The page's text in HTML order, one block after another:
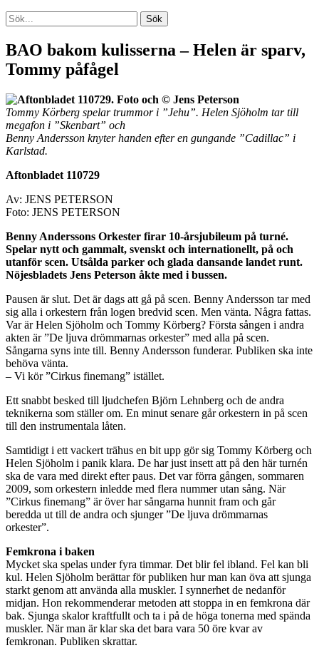
Search
Sök
efter:
[label]
BAO bakom kulisserna – Helen är sparv,
Tommy påfågel
Tommy Körberg spelar trummor i ”Jehu”. Helen Sjöholm tar till
megafon i ”Skenbart” och
Benny Andersson knyter handen efter en gungande ”Cadillac” i
Karlstad.
Aftonbladet 110729
Av: JENS PETERSON
Foto: JENS PETERSON
Benny Anderssons Orkester firar 10-årsjubileum på turné.
Spelar nytt och gammalt, svenskt och internationellt, på och
utanför scen. Utsålda parker och glada dansande landet runt.
Nöjesbladets Jens Peterson åkte med i bussen.
Pausen är slut. Det är dags att gå på scen. Benny Andersson tar med
sig alla i orkestern från logen bredvid scen. Men vänta. Några fattas.
Var är Helen Sjöholm och Tommy Körberg? Första sången i andra
akten är ”De ljuva drömmarnas orkester” med alla på scen.
Sångarna syns inte till. Benny Andersson funderar. Publiken ska inte
behöva vänta.
– Vi kör ”Cirkus finemang” istället.
Ett snabbt besked till ljudchefen Björn Lehnberg och de andra
teknikerna som ställer om. En minut senare går orkestern in på scen
till den instrumentala låten.
Samtidigt i ett vackert trähus en bit upp gör sig Tommy Körberg och
Helen Sjöholm i panik klara. De har just insett att på den här turnén
ska de vara med direkt efter paus. Det var förra gången, sommaren
2009, som orkestern inledde med flera nummer utan sång. När
”Cirkus finemang” är över har sångarna hunnit fram och går
beredda ut till de andra och sjunger ”De ljuva drömmarnas
orkester”.
Femkrona i baken
Mycket ska spelas under fyra timmar. Det blir fel ibland. Fel kan bli
kul. Helen Sjöholm berättar för publiken hur man kan öva att sjunga
starkt genom att använda alla muskler. I synnerhet de nedanför
midjan. Hon rekommenderar metoden att stoppa in en femkrona där
bak. Sjunga skalor kraftfullt och ta i på de höga tonerna med spända
muskler. När man är klar ska det bara vara 50 öre kvar av
femkronan. Publiken skrattar.